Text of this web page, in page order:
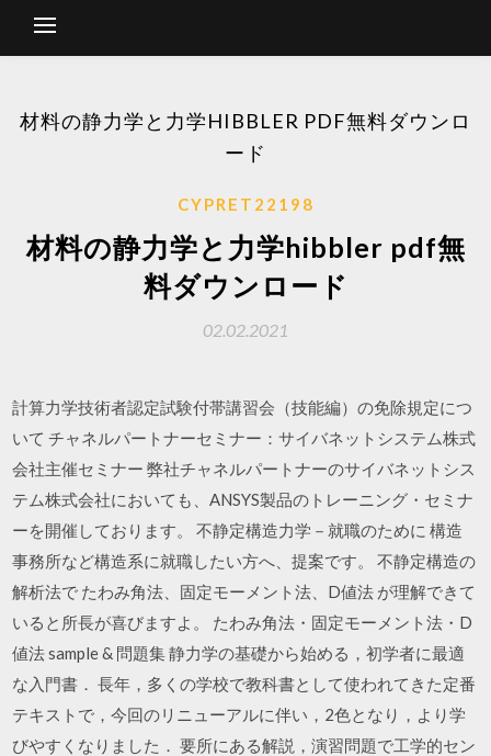
材料の静力学と力学HIBBLER PDF無料ダウンロ
ード
CYPRET22198
材料の静力学と力学hibbler pdf無
料ダウンロード
02.02.2021
計算力学技術者認定試験付帯講習会（技能編）の免除規定につ
いて チャネルパートナーセミナー：サイバネットシステム株式
会社主催セミナー 弊社チャネルパートナーのサイバネットシス
テム株式会社においても、ANSYS製品のトレーニング・セミナ
ーを開催しております。 不静定構造力学－就職のために 構造
事務所など構造系に就職したい方へ、提案です。 不静定構造の
解析法で たわみ角法、固定モーメント法、D値法 が理解できて
いると所長が喜びますよ。 たわみ角法・固定モーメント法・D
値法 sample & 問題集 静力学の基礎から始める，初学者に最適
な入門書． 長年，多くの学校で教科書として使われてきた定番
テキストで，今回のリニューアルに伴い，2色となり，より学
びやすくなりました． 要所にある解説，演習問題で工学的セン